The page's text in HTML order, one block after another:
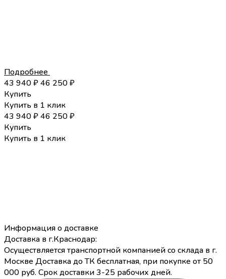
Подробнее
43 940₽46 250₽
Купить
Купить в 1 клик
43 940₽46 250₽
Купить
Купить в 1 клик
Информация о доставке
Доставка в г.Краснодар:
Осуществляется транспортной компанией со склада в г.
Москве Доставка до ТК бесплатная, при покупке от 50
000 руб. Срок доставки 3-25 рабочих дней.